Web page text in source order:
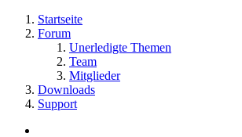
Startseite
Forum
Unerledigte Themen
Team
Mitglieder
Downloads
Support